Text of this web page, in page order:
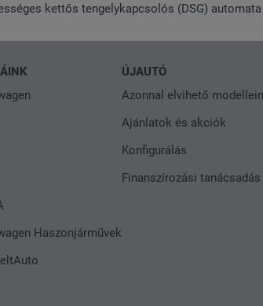
kettős tengelykapcsolós (DSG)
Haszonjárművek
ÚJAUTÓ
Azonnal elvihető
Ajánlatok és akciók
Konfigurálás
Finanszírozási tanácsadás